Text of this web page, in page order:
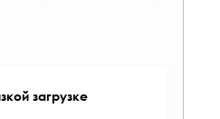
загрузке